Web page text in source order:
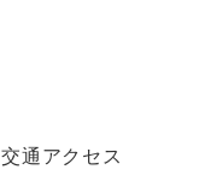
交通アクセス